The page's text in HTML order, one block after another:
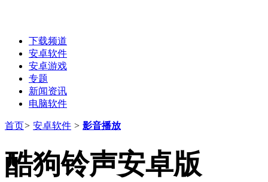
下载频道
安卓软件
安卓游戏
专题
新闻资讯
电脑软件
首页> 安卓软件 > 影音播放
酷狗铃声安卓版